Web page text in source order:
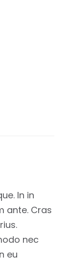
In in
ante. Cras
nec
eu